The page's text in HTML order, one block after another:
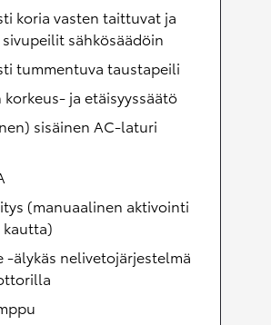
koria vasten taittuvat ja
sähkösäädöin
tummentuva taustapeili
ja etäisyyssäätö
sisäinen AC-laturi
(manuaalinen aktivointi
-älykäs nelivetojärjestelmä